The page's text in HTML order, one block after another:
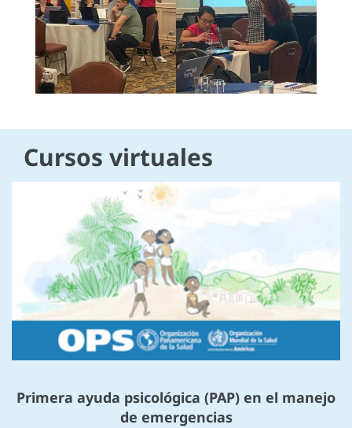
Cursos virtuales
Primera ayuda psicológica (PAP) en el manejo
de emergencias